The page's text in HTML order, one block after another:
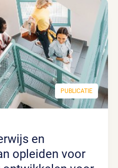
PUBLICATIE
opleiden voor